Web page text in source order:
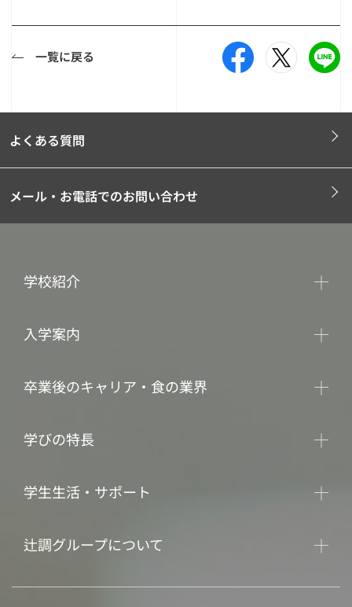
一覧に戻る
よくある質問
メール・お電話でのお問い合わせ
学校紹介
入学案内
卒業後のキャリア・食の業界
学びの特長
学生生活・サポート
辻調グループについて